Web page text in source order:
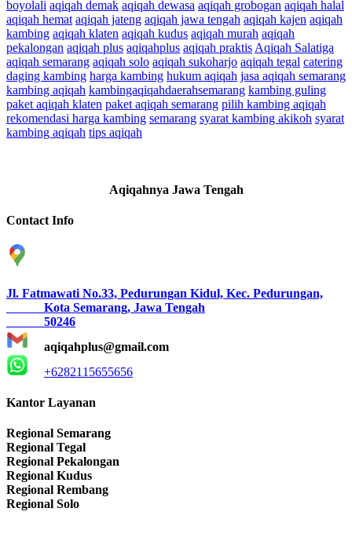
boyolali aqiqah demak aqiqah dewasa aqiqah grobogan aqiqah halal
aqiqah hemat aqiqah jateng aqiqah jawa tengah aqiqah kajen aqiqah
kambing aqiqah klaten aqiqah kudus aqiqah murah aqiqah
pekalongan aqiqah plus aqiqahplus aqiqah praktis Aqiqah Salatiga
aqiqah semarang aqiqah solo aqiqah sukoharjo aqiqah tegal catering
daging kambing harga kambing hukum aqiqah jasa aqiqah semarang
kambing aqiqah kambingaqiqahdaerahsemarang kambing guling
paket aqiqah klaten paket aqiqah semarang pilih kambing aqiqah
rekomendasi harga kambing semarang syarat kambing akikoh syarat
kambing aqiqah tips aqiqah
Aqiqahnya Jawa Tengah
Contact Info
Jl. Fatmawati No.33, Pedurungan Kidul, Kec. Pedurungan,
Kota Semarang, Jawa Tengah
50246
aqiqahplus@gmail.com
+6282115655656
Kantor Layanan
Regional Semarang
Regional Tegal
Regional Pekalongan
Regional Kudus
Regional Rembang
Regional Solo